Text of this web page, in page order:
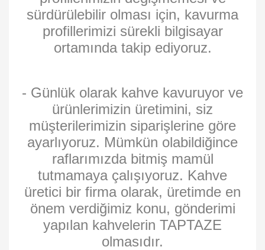
sürdürülebilir olması için, kavurma
profillerimizi sürekli bilgisayar
ortamında takip ediyoruz.
- Günlük olarak kahve kavuruyor ve
ürünlerimizin üretimini, siz
müşterilerimizin siparişlerine göre
ayarlıyoruz. Mümkün olabildiğince
raflarımızda bitmiş mamül
tutmamaya çalışıyoruz. Kahve
üretici bir firma olarak, üretimde en
önem verdiğimiz konu, gönderimi
yapılan kahvelerin TAPTAZE
olmasıdır.